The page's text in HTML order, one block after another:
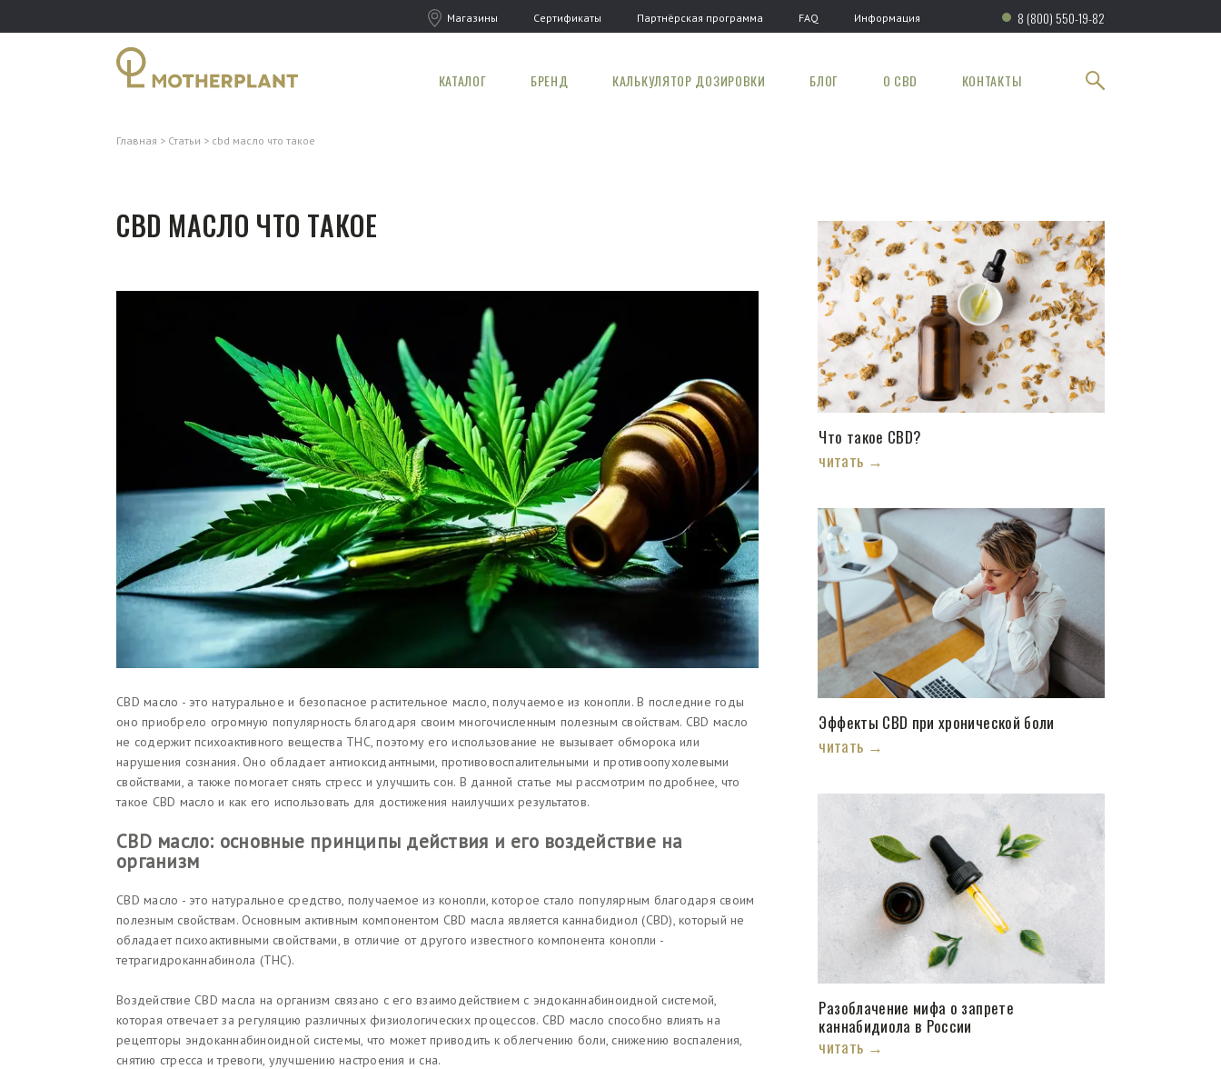
Магазины Сертификаты Партнёрская программа FAQ Информация 8 (800) 550-19-82
КАТАЛОГ БРЕНД КАЛЬКУЛЯТОР ДОЗИРОВКИ БЛОГ О CBD КОНТАКТЫ
Главная Статьи cbd масло что такое
CBD МАСЛО ЧТО ТАКОЕ
CBD масло - это натуральное и безопасное растительное масло, получаемое из конопли. В последние годы
оно приобрело огромную популярность благодаря своим многочисленным полезным свойствам. CBD масло
не содержит психоактивного вещества THC, поэтому его использование не вызывает обморока или
нарушения сознания. Оно обладает антиоксидантными, противовоспалительными и противоопухолевыми
свойствами, а также помогает снять стресс и улучшить сон. В данной статье мы рассмотрим подробнее, что
такое CBD масло и как его использовать для достижения наилучших результатов.
CBD масло: основные принципы действия и его воздействие на
организм
CBD масло - это натуральное средство, получаемое из конопли, которое стало популярным благодаря своим
полезным свойствам. Основным активным компонентом CBD масла является каннабидиол (CBD), который не
обладает психоактивными свойствами, в отличие от другого известного компонента конопли -
тетрагидроканнабинола (THC).
Воздействие CBD масла на организм связано с его взаимодействием с эндоканнабиноидной системой,
которая отвечает за регуляцию различных физиологических процессов. CBD масло способно влиять на
рецепторы эндоканнабиноидной системы, что может приводить к облегчению боли, снижению воспаления,
снятию стресса и тревоги, улучшению настроения и сна.
Что такое CBD?
читать →
Эффекты CBD при хронической боли
читать →
Разоблачение мифа о запрете
каннабидиола в России
читать →